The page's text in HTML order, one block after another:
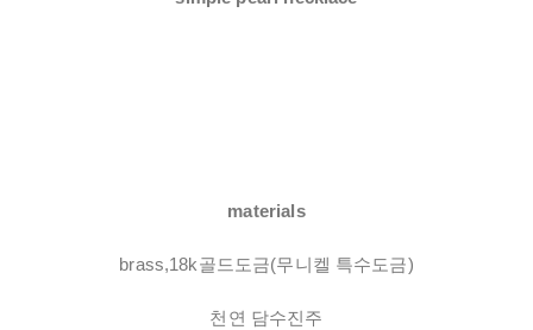
materials
brass,18k골드도금(무니켈 특수도금)
천연 담수진주